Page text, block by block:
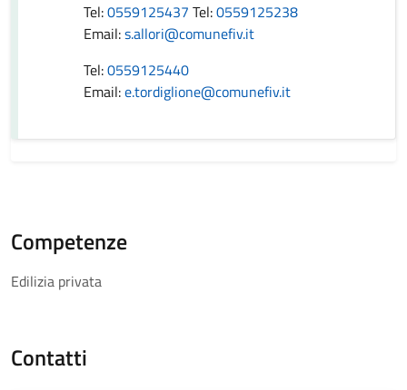
Tel:0559125437 Tel:0559125238
Email:s.allori@comunefiv.it
Tel:0559125440
Email:e.tordiglione@comunefiv.it
Competenze
Edilizia privata
Contatti